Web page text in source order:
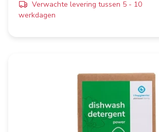
Verwachte levering tussen 5 - 10
werkdagen